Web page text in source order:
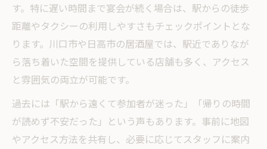
す。特に遅い時間まで宴会が続く場合は、駅からの徒歩
距離やタクシーの利用しやすさもチェックポイントとな
ります。川口市や日高市の居酒屋では、駅近でありなが
ら落ち着いた空間を提供している店舗も多く、アクセス
と雰囲気の両立が可能です。
過去には「駅から遠くて参加者が迷った」「帰りの時間
が読めず不安だった」という声もあります。事前に地図
やアクセス方法を共有し、必要に応じてスタッフに案内